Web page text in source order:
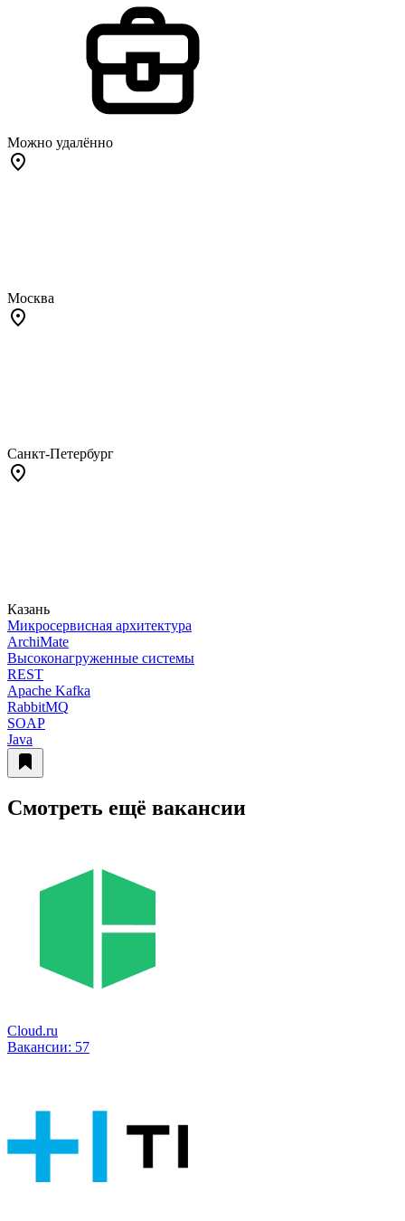
Можно удалённо
Москва
Санкт-Петербург
Казань
Микросервисная архитектура
ArchiMate
Высоконагруженные системы
REST
Apache Kafka
RabbitMQ
SOAP
Java
Смотреть ещё вакансии
Cloud.ru
Вакансии: 57